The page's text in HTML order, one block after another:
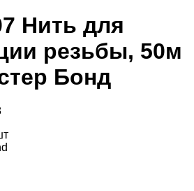
Нить для
резьбы, 50м
Бонд